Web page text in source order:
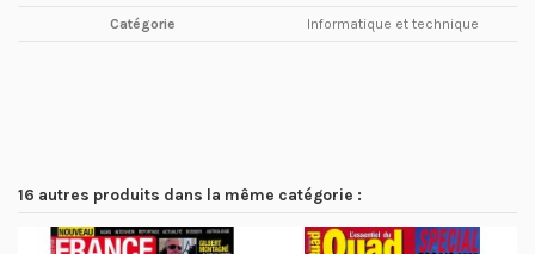
Catégorie Informatique et technique
16 autres produits dans la même catégorie :